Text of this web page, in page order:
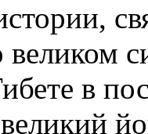
великом
в